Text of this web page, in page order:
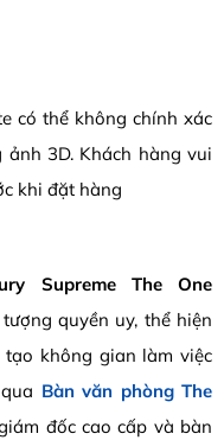
có thể không chính xác
3D. Khách hàng vui
khi đặt hàng
Supreme The One
quyền uy, thể hiện
không gian làm việc
Bàn văn phòng The
đốc cao cấp và bàn